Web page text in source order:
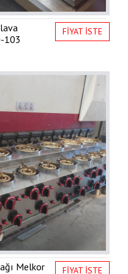
103
FİYAT İSTE
Melkor
FİYAT İSTE